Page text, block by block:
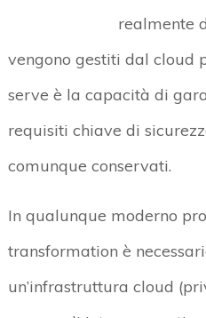
realmente
vengono gestiti dal cloud
serve è la capacità di
requisiti chiave di
comunque conservati.
In qualunque moderno
transformation è
un’infrastruttura cloud